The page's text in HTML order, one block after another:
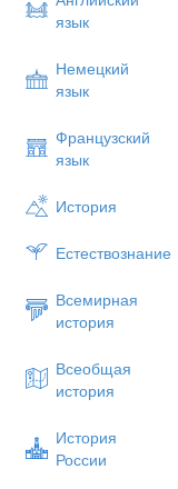
язык
Немецкий
язык
Французский
язык
История
Естествознание
Всемирная
история
Всеобщая
история
История
России